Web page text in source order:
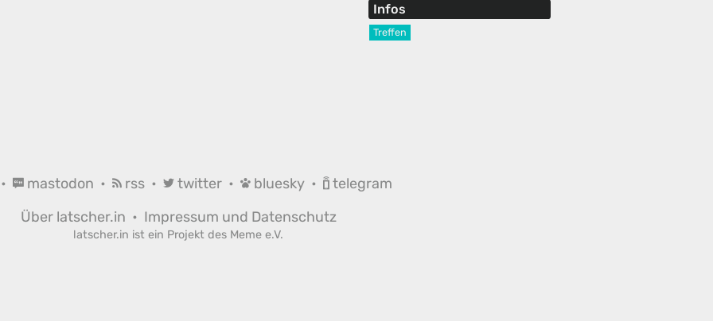
Infos
Treffen
mastodon • rss • twitter • bluesky •
telegram
Über latscher.in • Impressum und Datenschutz
latscher.in ist ein Projekt des Meme e.V.